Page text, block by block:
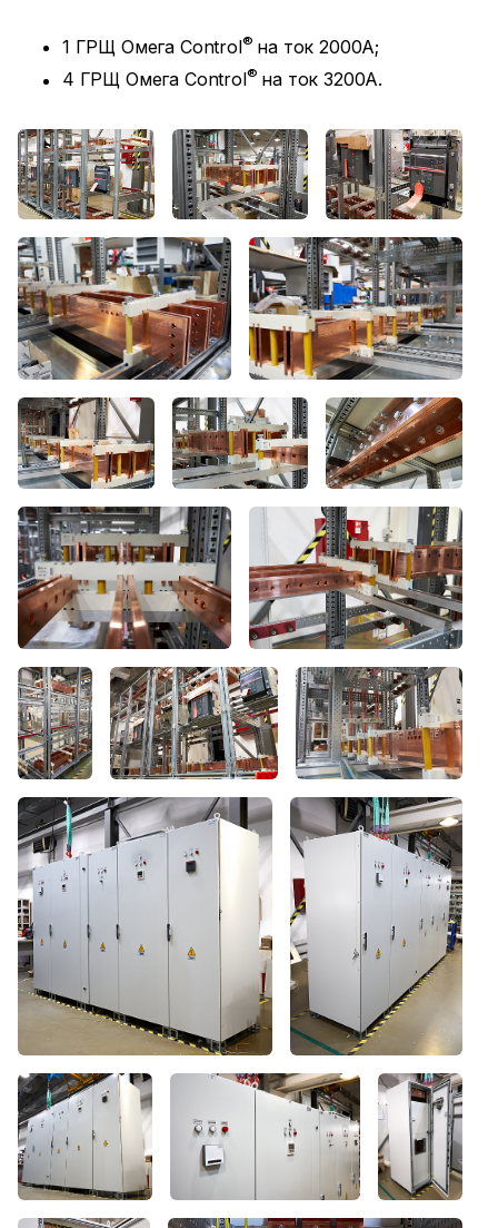
1 ГРЩ Омега Control® на ток 2000А;
4 ГРЩ Омега Control® на ток 3200А.